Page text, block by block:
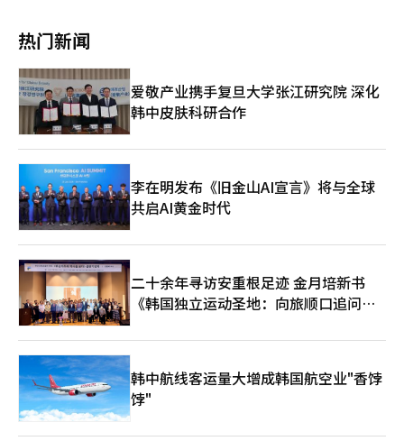
不仅提升了门票销售，还带动了当地的住宿、航空、餐饮、交通和
周边商品消费。 墨西哥的演出也开始显现经济效益。HYBE估计，
BTS自7日起在墨西哥进行的3场演出将带来约1亿750万美元的经
济效益。当地报道也提到，墨西哥城演出期间，旅游和商业区的销
售额预计将大幅增长。 BTS经济学的核心在于粉丝的流动性。大型
粉丝群体的消费不仅限于演出场馆内。演出前后，机票、酒店、餐
饮、地方旅游和周边商品的购买也随之而来。城市将演出视为文化
活动和旅游事件，策划方则结合场馆外的体验内容，拓宽消费接触
点。 HYBE一直以来运营的“城市”模式也与这一趋势相吻合。在
演出举办城市各地设置快闪店、展览、餐饮联动活动等，扩展粉丝
体验的模式正在实施。与BTS世界巡演相关的“城市阿里郎”活动
也将在拉斯维加斯进行，因此演出经济效益有望超越门票销售，扩
展到城市层面的消费。 然而，巡演收益的预期可能会因实际票务
济效益的估算也会因直接销售和旅游溢出效应的包含程度而有很大
差异。要使BTS经济学成为与泰勒经济学相媲美的全球案例，不仅
需要演出的成功，还需要确认各城市的消费数据和长期的旅游流入
效应。 HYBE相关人士表示：“BTS的世界巡演不仅仅是一次演
出，而是粉丝与城市共同参与的全球文化事件，正在创造音乐与演
出旅游结合的新经济效益。”※ 本报道经人工智能（AI）系统翻译
与编辑。
热门新闻
爱敬产业携手复旦大学张江研究院 深化
韩中皮肤科研合作
李在明发布《旧金山AI宣言》将与全球
共启AI黄金时代
二十余年寻访安重根足迹 金月培新书
《韩国独立运动圣地：向旅顺口追问历
韩中航线客运量大增成韩国航空业"香饽
饽"